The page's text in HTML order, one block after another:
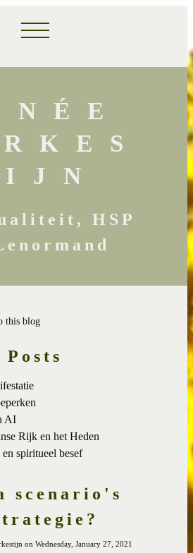
HSP
this blog
Posts
AI
Rijk en het Heden
spiritueel besef
scenario's
on Wednesday, January 27, 2021